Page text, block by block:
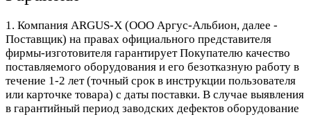
1. Компания ARGUS-X (ООО Аргус-Альбион, далее -
Поставщик) на правах официального представителя
фирмы-изготовителя гарантирует Покупателю качество
поставляемого оборудования и его безотказную работу в
течение 1-2 лет (точный срок в инструкции пользователя
или карточке товара) с даты поставки. В случае выявления
в гарантийный период заводских дефектов оборудование